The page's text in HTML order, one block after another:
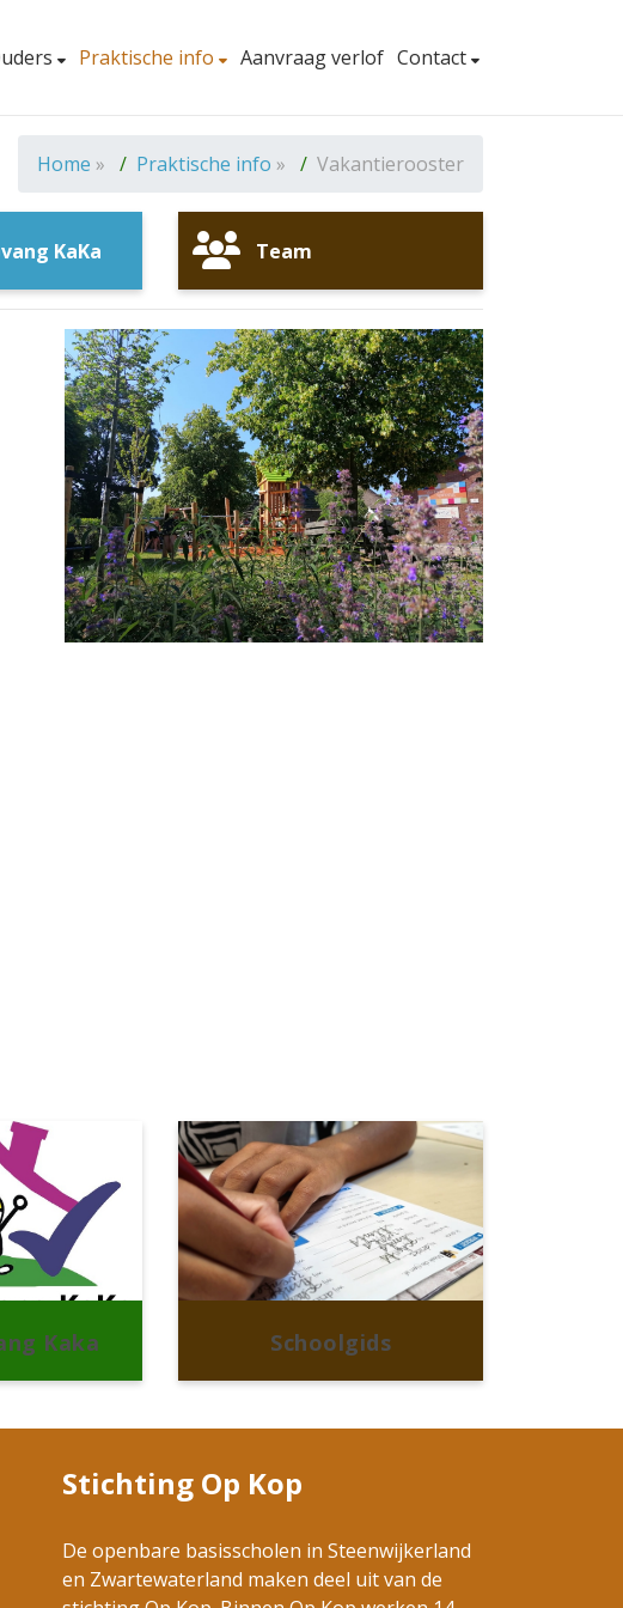
Praktische info Aanvraag verlof Contact
Home » Praktische info » Vakantierooster
KaKa Team
Kaka Schoolgids
Stichting Op Kop
De openbare basisscholen in Steenwijkerland
en Zwartewaterland maken deel uit van de